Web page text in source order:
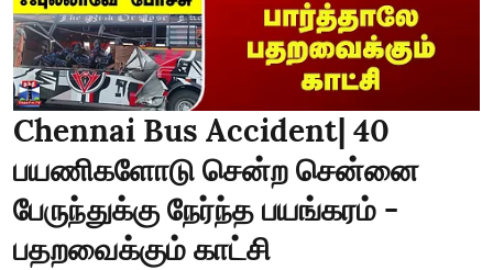
Chennai Bus Accident| 40
பயணிகளோடு சென்ற சென்னை
பேருந்துக்கு நேர்ந்த பயங்கரம் -
பதறவைக்கும் காட்சி